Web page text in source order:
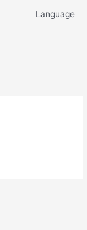
Language